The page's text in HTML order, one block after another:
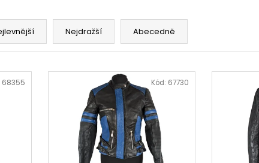
Nejdražší Abecedně
68355 Kód: 67730